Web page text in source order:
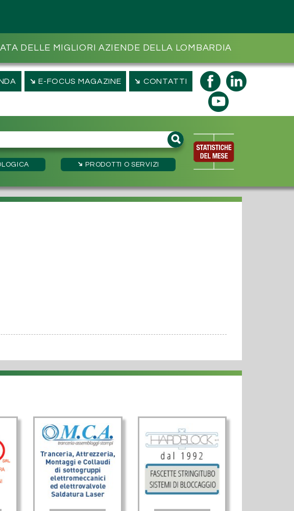
DELLE MIGLIORI AZIENDE DELLA LOMBARDIA
➔ E-FOCUS MAGAZINE ➔ CONTATTI
➔ PRODOTTI O SERVIZI